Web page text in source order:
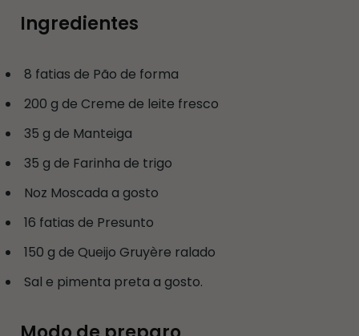
Ingredientes
8 fatias de Pão de forma
200 g de Creme de leite fresco
35 g de Manteiga
35 g de Farinha de trigo
Noz Moscada a gosto
16 fatias de Presunto
150 g de Queijo Gruyère ralado
Sal e pimenta preta a gosto.